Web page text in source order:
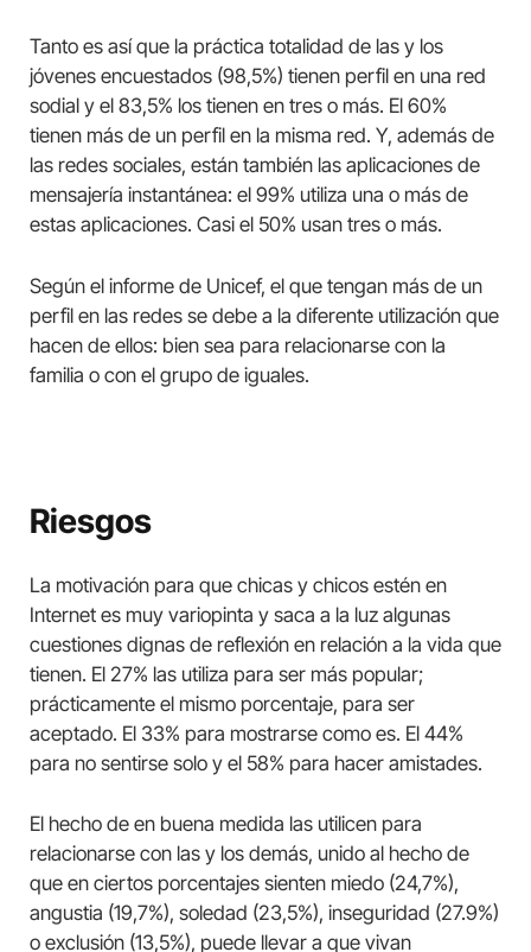
Tanto es así que la práctica totalidad de las y los
jóvenes encuestados (98,5%) tienen perfil en una red
sodial y el 83,5% los tienen en tres o más. El 60%
tienen más de un perfil en la misma red. Y, además de
las redes sociales, están también las aplicaciones de
mensajería instantánea: el 99% utiliza una o más de
estas aplicaciones. Casi el 50% usan tres o más.
Según el informe de Unicef, el que tengan más de un
perfil en las redes se debe a la diferente utilización que
hacen de ellos: bien sea para relacionarse con la
familia o con el grupo de iguales.
Riesgos
La motivación para que chicas y chicos estén en
Internet es muy variopinta y saca a la luz algunas
cuestiones dignas de reflexión en relación a la vida que
tienen. El 27% las utiliza para ser más popular;
prácticamente el mismo porcentaje, para ser
aceptado. El 33% para mostrarse como es. El 44%
para no sentirse solo y el 58% para hacer amistades.
El hecho de en buena medida las utilicen para
relacionarse con las y los demás, unido al hecho de
que en ciertos porcentajes sienten miedo (24,7%),
angustia (19,7%), soledad (23,5%), inseguridad (27.9%)
o exclusión (13,5%), puede llevar a que vivan